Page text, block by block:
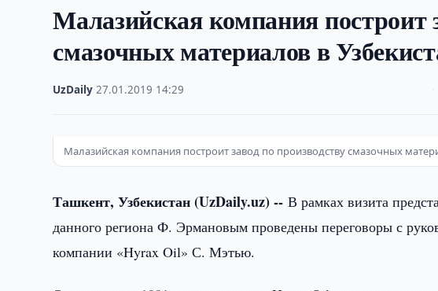
Малазийская компания построит
смазочных материалов в
UzDaily ·27.01.2019 14:29
Малазийская компания построит завод по производству смазочных
Ташкент, Узбекистан (UzDaily.uz) --В рамках визита
данного региона Ф. Эрмановым проведены переговоры с
компании «Hyrax Oil» С. Мэтью.